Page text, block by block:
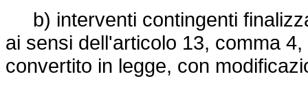
b) interventi contingenti
ai sensi dell'articolo 13, comma
convertito in legge, con